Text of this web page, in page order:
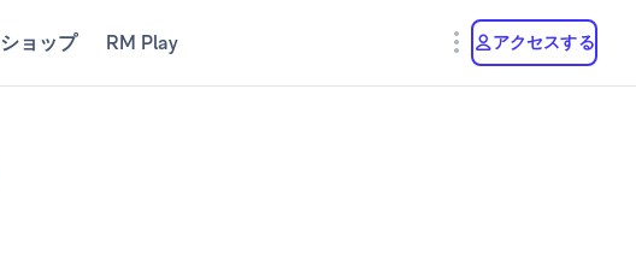
ショップ RM Play アクセスする